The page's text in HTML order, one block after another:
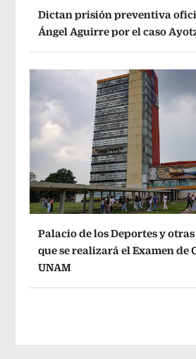
Dictan prisión preventiva
Ángel Aguirre por el caso
Palacio de los Deportes y otras
que se realizará el Examen de
UNAM